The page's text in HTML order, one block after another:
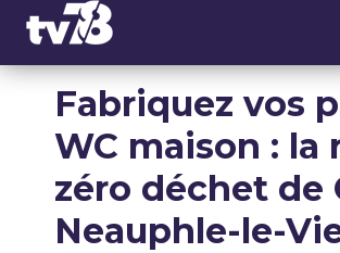
Fabriquez vos
WC maison : la
zéro déchet de
Neauphle-le-
Panneau de gestion des cookies